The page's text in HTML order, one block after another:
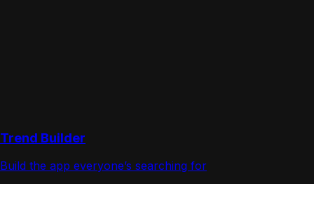
Trend Builder
Build the app everyone’s searching for